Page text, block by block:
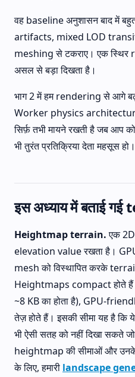
वह baseline अनुशासन बाद में
artifacts, mixed LOD
meshing से टकराए। एक स्थिर
असल से बड़ा दिखता है।
भाग 2 में हम rendering से आगे
Worker physics
सिर्फ़ तभी मायने रखती है जब आप
भी तुरंत प्रतिक्रिया देता महसूस हो।
इस अध्याय में बताई
Heightmap terrain.एक
elevation value रखता है।
mesh को विस्थापित करके
Heightmaps compact होते
~8 KB का होता है), GPU-
तेज़ होते हैं। इसकी सीमा यह है
भी ऐसी सतह को नहीं दिखा सकते
heightmap की सीमाओं और उनके
के लिए, हमारी landscape